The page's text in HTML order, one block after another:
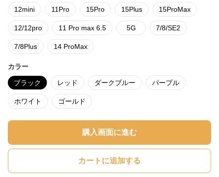
12mini 11Pro 15Pro 15Plus 15ProMax
12/12pro 11 Pro max 6.5 5G 7/8/SE2
7/8Plus 14 ProMax
カラー
ブラック レッド ダークブルー パープル
ホワイト ゴールド
購入画面に進む
カートに追加する